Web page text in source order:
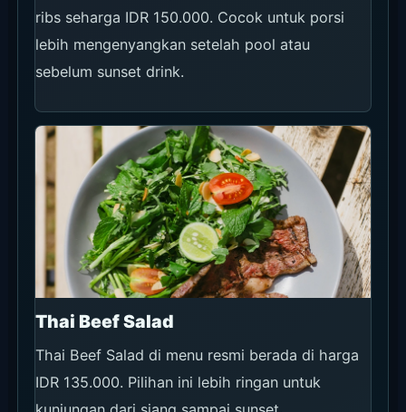
ribs seharga IDR 150.000. Cocok untuk porsi
lebih mengenyangkan setelah pool atau
sebelum sunset drink.
Thai Beef Salad
Thai Beef Salad di menu resmi berada di harga
IDR 135.000. Pilihan ini lebih ringan untuk